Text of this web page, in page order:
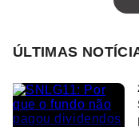
ÚLTIMAS